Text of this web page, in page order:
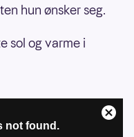
hun ønsker seg.
sol og varme i